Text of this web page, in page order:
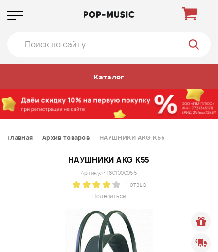
Каталог
Главная Архив товаров НАУШНИКИ AKG K55
НАУШНИКИ AKG K55
Поделиться
Артикул: 1601000055
1 отзыв